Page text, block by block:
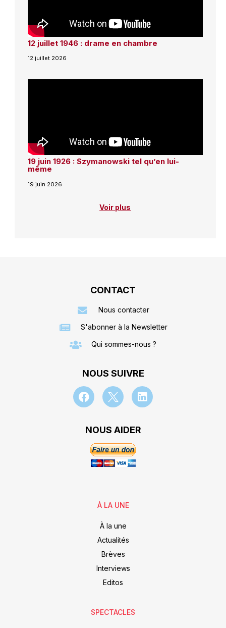
12 juillet 1946 : drame en chambre
12 juillet 2026
19 juin 1926 : Szymanowski tel qu’en lui-
même
19 juin 2026
Voir plus
CONTACT
Nous contacter
S'abonner à la Newsletter
Qui sommes-nous ?
NOUS SUIVRE
NOUS AIDER
À LA UNE
À la une
Actualités
Brèves
Interviews
Editos
SPECTACLES